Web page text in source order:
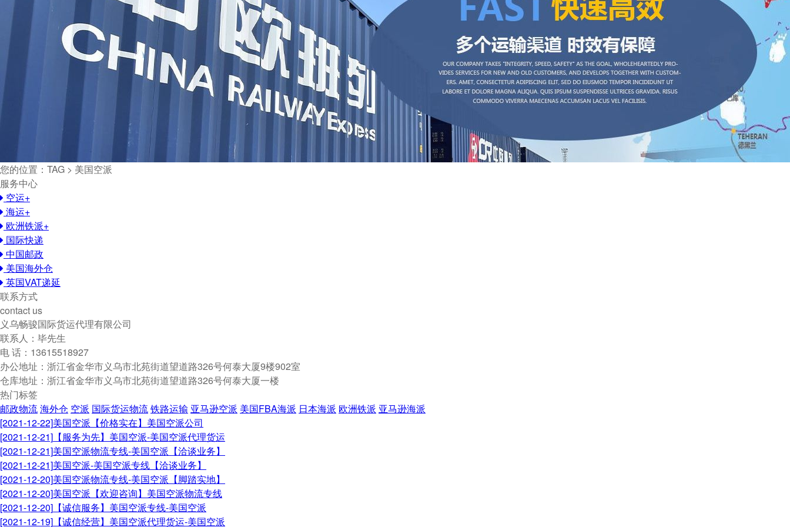
您的位置：TAG > 美国空派
服务中心
空运+
海运+
欧洲铁派+
国际快递
中国邮政
美国海外仓
英国VAT递延
联系方式
contact us
义乌畅骏国际货运代理有限公司
联系人：毕先生
电 话：13615518927
办公地址：浙江省金华市义乌市北苑街道望道路326号何泰大厦9楼902室
仓库地址：浙江省金华市义乌市北苑街道望道路326号何泰大厦一楼
热门标签
邮政物流海外仓 空派 国际货运物流铁路运输 亚马逊空派 美国FBA海派 日本海派 欧洲铁派 亚马逊海派
[2021-12-22]美国空派【价格实在】美国空派公司
[2021-12-21] 【服务为先】美国空派-美国空派代理货运
[2021-12-21]美国空派物流专线-美国空派【洽谈业务】
[2021-12-21]美国空派-美国空派专线【洽谈业务】
[2021-12-20]美国空派物流专线-美国空派【脚踏实地】
[2021-12-20]美国空派【欢迎咨询】美国空派物流专线
[2021-12-20] 【诚信服务】美国空派专线-美国空派
[2021-12-19] 【诚信经营】美国空派代理货运-美国空派